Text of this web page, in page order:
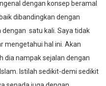
dengan konsep beramal
dibandingkan dengan
satu kali. Saya tidak
mengetahui hal ini. Akan
dia nampak sejalan dengan
Istilah sedikit-demi sedikit